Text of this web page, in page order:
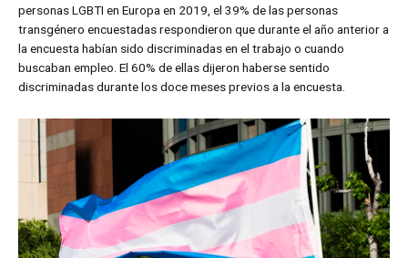
personas LGBTI en Europa en 2019, el 39% de las personas
transgénero encuestadas respondieron que durante el año anterior a
la encuesta habían sido discriminadas en el trabajo o cuando
buscaban empleo. El 60% de ellas dijeron haberse sentido
discriminadas durante los doce meses previos a la encuesta.